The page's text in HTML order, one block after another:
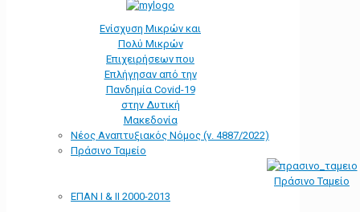
Ενίσχυση Μικρών και
Πολύ Μικρών
Επιχειρήσεων που
Επλήγησαν από την
Πανδημία Covid-19
στην Δυτική
Μακεδονία
Νέος Αναπτυξιακός Νόμος (ν. 4887/2022)
Πράσινο Ταμείο
Πράσινο Ταμείο
ΕΠΑΝ Ι & ΙΙ 2000-2013